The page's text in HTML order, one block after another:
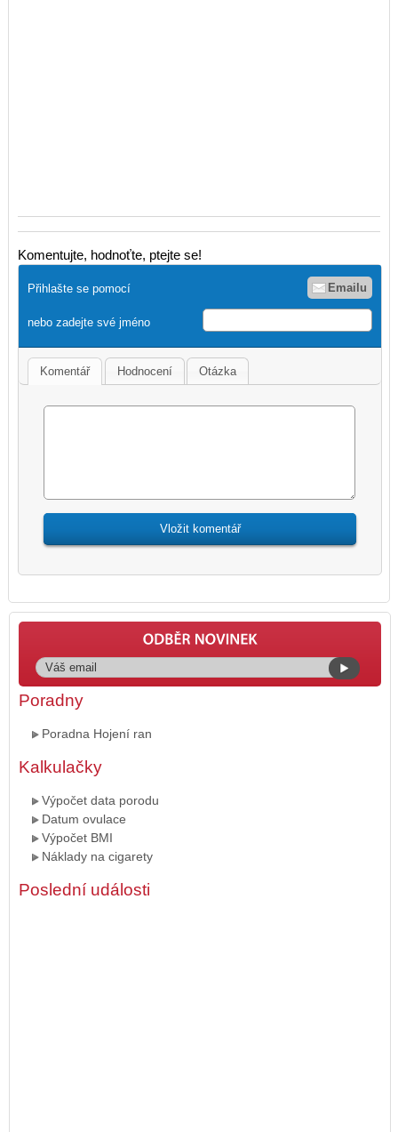
Komentujte, hodnoťte, ptejte se!
Přihlašte se pomocí Emailu
nebo zadejte své jméno
Komentář Hodnocení Otázka
Poradny
Poradna Hojení ran
Kalkulačky
Výpočet data porodu
Datum ovulace
Výpočet BMI
Náklady na cigarety
Poslední události